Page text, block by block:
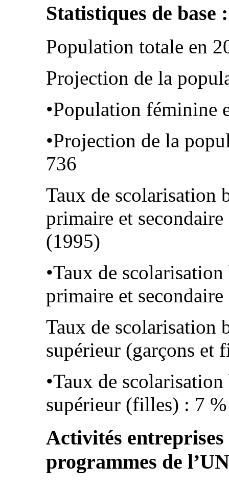
Statistiques de base :
Population totale en
Projection de la
•Population féminine
•Projection de la
736
Taux de scolarisation
primaire et
(1995)
•Taux de
primaire et
Taux de scolarisation
supérieur (garçons et
•Taux de
supérieur (filles) : 7
Activités entreprises
programmes de